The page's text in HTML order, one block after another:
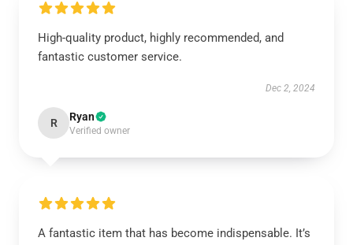
High-quality product, highly recommended, and
fantastic customer service.
Dec 2, 2024
R Ryan
Verified owner
A fantastic item that has become indispensable. It’s